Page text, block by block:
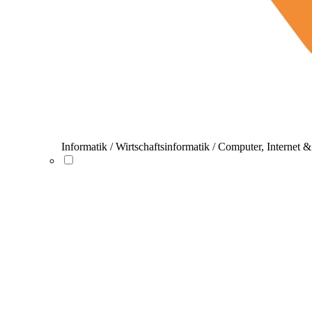
Informatik / Wirtschaftsinformatik / Computer, Internet